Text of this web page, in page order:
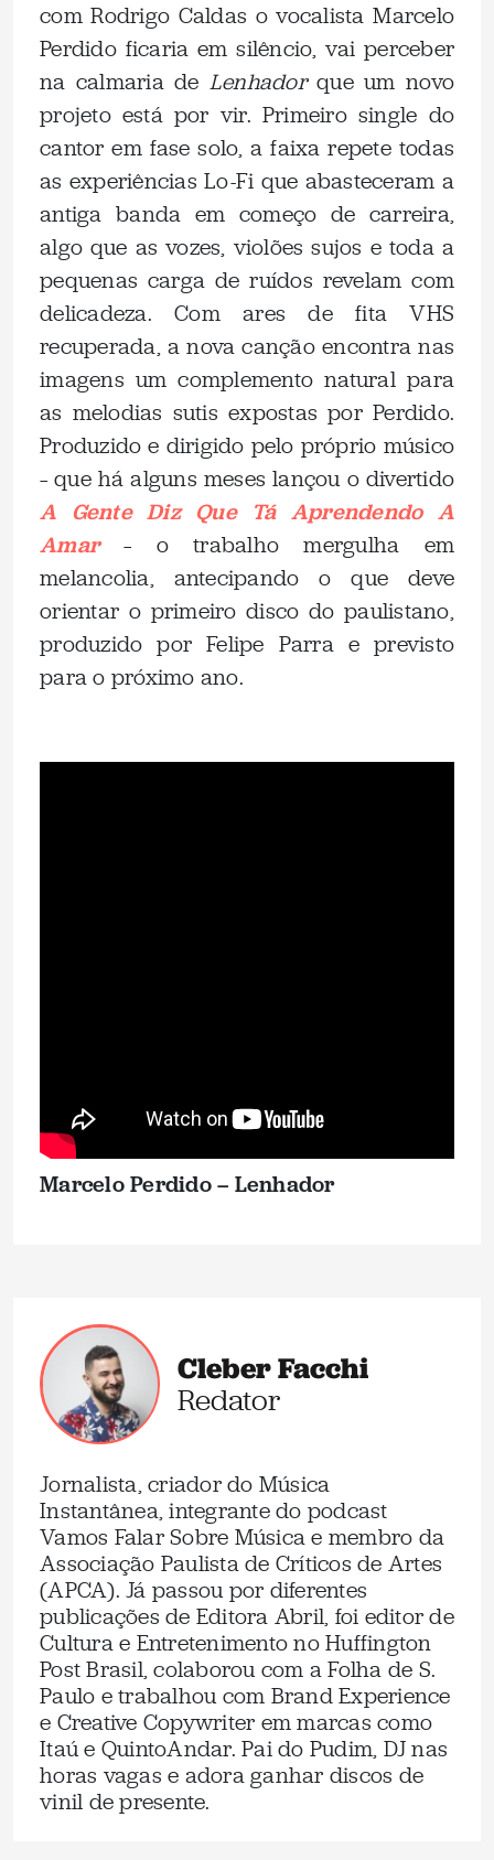
com Rodrigo Caldas o vocalista Marcelo
Perdido ficaria em silêncio, vai perceber
na calmaria de Lenhadorque um novo
projeto está por vir. Primeiro single do
cantor em fase solo, a faixa repete todas
as experiências Lo-Fi que abasteceram a
antiga banda em começo de carreira,
algo que as vozes, violões sujos e toda a
pequenas carga de ruídos revelam com
delicadeza. Com ares de fita VHS
recuperada, a nova canção encontra nas
imagens um complemento natural para
as melodias sutis expostas por Perdido.
Produzido e dirigido pelo próprio músico
– que há alguns meses lançou o divertido
A Gente Diz Que Tá Aprendendo A
Amar– o trabalho mergulha em
melancolia, antecipando o que deve
orientar o primeiro disco do paulistano,
produzido por Felipe Parra e previsto
para o próximo ano.
Marcelo Perdido – Lenhador
Cleber Facchi
Redator
Jornalista, criador do Música
Instantânea, integrante do podcast
Vamos Falar Sobre Música e membro da
Associação Paulista de Críticos de Artes
(APCA). Já passou por diferentes
publicações de Editora Abril, foi editor de
Cultura e Entretenimento no Huffington
Post Brasil, colaborou com a Folha de S.
Paulo e trabalhou com Brand Experience
e Creative Copywriter em marcas como
Itaú e QuintoAndar. Pai do Pudim, DJ nas
horas vagas e adora ganhar discos de
vinil de presente.